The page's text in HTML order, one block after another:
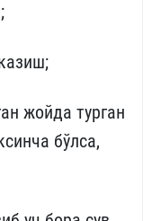
жойда турган
бўлса,